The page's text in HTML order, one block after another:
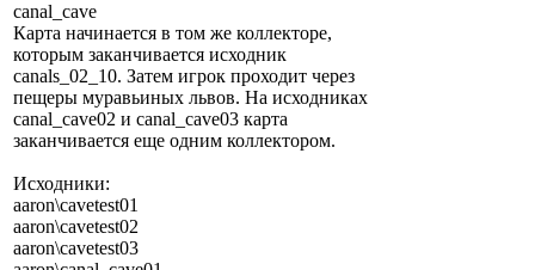
canal_cave
Карта начинается в том же коллекторе,
которым заканчивается исходник
canals_02_10. Затем игрок проходит через
пещеры муравьиных львов. На исходниках
canal_cave02 и canal_cave03 карта
заканчивается еще одним коллектором.
Исходники:
aaron\cavetest01
aaron\cavetest02
aaron\cavetest03